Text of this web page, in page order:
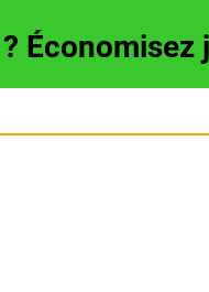
Économisez